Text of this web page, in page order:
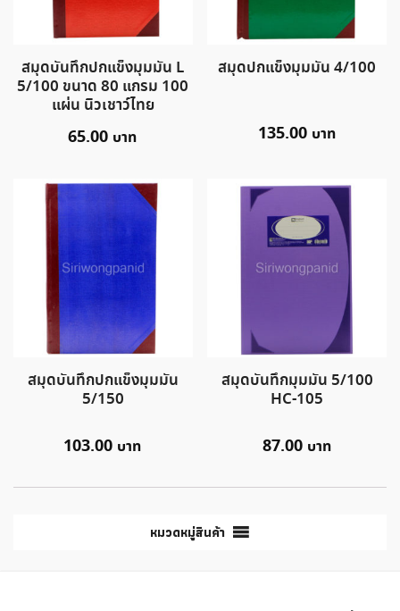
สมุดบันทึกปกแข็งมุมมัน L
5/100 ขนาด 80 แกรม 100
แผ่น นิวเชาว์ไทย
65.00
สมุดปกแข็งมุมมัน 4/100
135.00
สมุดบันทึกปกแข็งมุมมัน
5/150
103.00
สมุดบันทึกมุมมัน 5/100
HC-105
87.00
หมวดหมู่สินค้า